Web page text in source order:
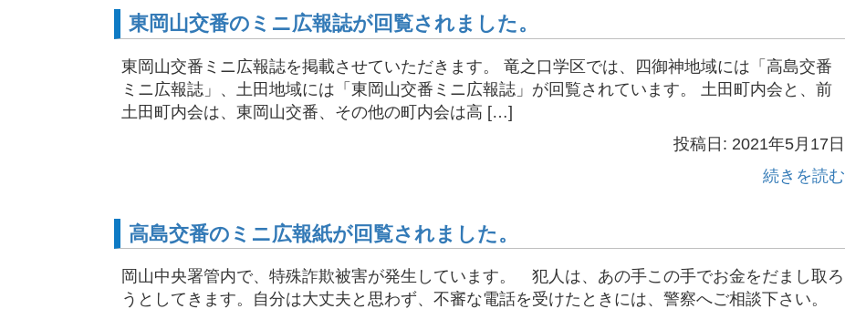
東岡山交番のミニ広報誌が回覧されました。
東岡山交番ミニ広報誌を掲載させていただきます。 竜之口学区では、四御神地域には「高島交番
ミニ広報誌」、土田地域には「東岡山交番ミニ広報誌」が回覧されています。 土田町内会と、前
土田町内会は、東岡山交番、その他の町内会は高 […]
投稿日: 2021年5月17日
続きを読む
高島交番のミニ広報紙が回覧されました。
岡山中央署管内で、特殊詐欺被害が発生しています。 犯人は、あの手この手でお金をだまし取ろ
うとしてきます。自分は大丈夫と思わず、不審な電話を受けたときには、警察へご相談下さい。